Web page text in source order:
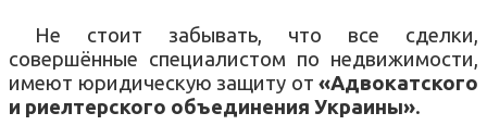
Не стоит забывать, что все сделки,
совершённые специалистом по недвижимости,
имеют юридическую защиту от «Адвокатского
и риелтерского объединения Украины».